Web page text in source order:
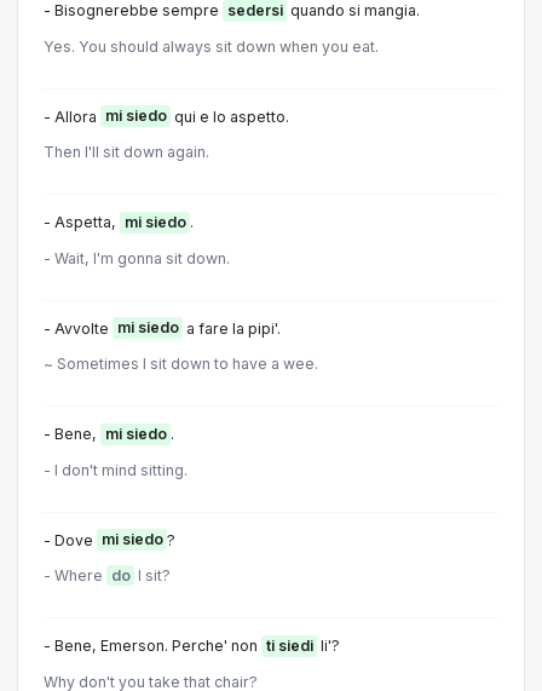
- Bisognerebbe sempre sedersi quando si mangia.
Yes. You should always sit down when you eat.
- Allora mi siedo qui e lo aspetto.
Then I'll sit down again.
- Aspetta, mi siedo .
- Wait, l'm gonna sit down.
- Avvolte mi siedo a fare la pipi'.
~ Sometimes I sit down to have a wee.
- Bene, mi siedo .
- I don't mind sitting.
- Dove mi siedo ?
- Where do I sit?
- Bene, Emerson. Perche' non ti siedi li'?
Why don't you take that chair?